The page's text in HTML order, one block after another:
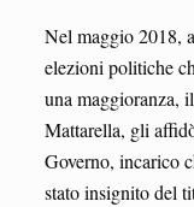
Nel maggio 2018,
elezioni politiche
una maggioranza,
Mattarella, gli
Governo, incarico
stato insignito del